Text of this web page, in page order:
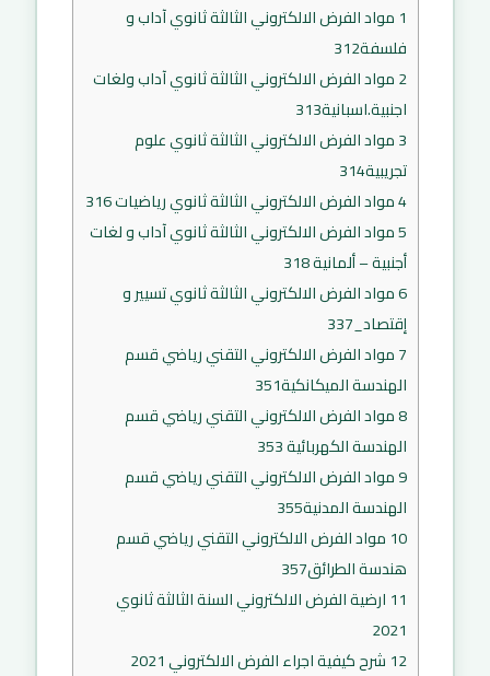
1 مواد الفرض الالكتروني الثالثة ثانوي آداب و
فلسفة312
2مواد الفرض الالكتروني الثالثة ثانوي آداب ولغات
اجنبية.اسبانية313
3مواد الفرض الالكتروني الثالثة ثانوي علوم
تجريبية314
4مواد الفرض الالكتروني الثالثة ثانوي رياضيات 316
5مواد الفرض الالكتروني الثالثة ثانوي آداب و لغات
أجنبية – ألمانية 318
6مواد الفرض الالكتروني الثالثة ثانوي تسيير و
إقتصاد_337
7مواد الفرض الالكتروني التقني رياضي قسم
الهندسة الميكانكية351
8مواد الفرض الالكتروني التقني رياضي قسم
الهندسة الكهربائية 353
9مواد الفرض الالكتروني التقني رياضي قسم
الهندسة المدنية355
10 مواد الفرض الالكتروني التقني رياضي قسم
هندسة الطرائق357
11 ارضية الفرض الالكتروني السنة الثالثة ثانوي
2021
12 شرح كيفية اجراء الفرض الالكتروني 2021